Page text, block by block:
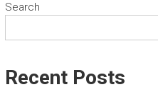
Search
Recent Posts